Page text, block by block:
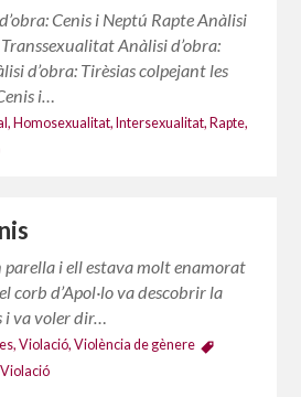
Cenis i Neptú Rapte Anàlisi
Anàlisi d’obra:
d’obra: Tirèsias colpejant les
i…
, Homosexualitat, Intersexualitat, Rapte,
parella i ell estava molt enamorat
corb d’Apol·lo va descobrir la
i va voler dir…
, Violació, Violència de gènere
Violació